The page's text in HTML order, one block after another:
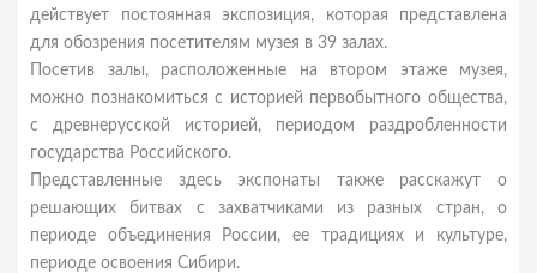
действует постоянная экспозиция, которая представлена
для обозрения посетителям музея в 39 залах.
Посетив залы, расположенные на втором этаже музея,
можно познакомиться с историей первобытного общества,
с древнерусской историей, периодом раздробленности
государства Российского.
Представленные здесь экспонаты также расскажут о
решающих битвах с захватчиками из разных стран, о
периоде объединения России, ее традициях и культуре,
периоде освоения Сибири.